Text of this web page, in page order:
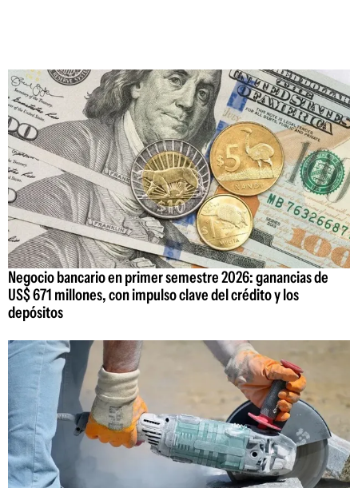
Negocio bancario en primer semestre 2026: ganancias de
US$ 671 millones, con impulso clave del crédito y los
depósitos